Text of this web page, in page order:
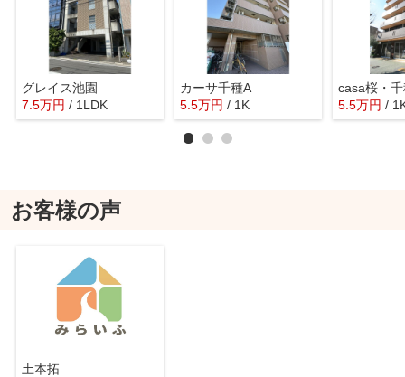
グレイス池園
7.5万円 / 1LDK
カーサ千種A
5.5万円 / 1K
casa桜・
5.5万円 /
お客様の声
土本拓